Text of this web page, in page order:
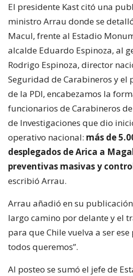
El presidente Kast citó una
ministro Arrau donde se
Macul, frente al Estadio
alcalde Eduardo Espinoza, al
Rodrigo Espinoza, director
Seguridad de Carabineros y el
de la PDI, encabezamos la
funcionarios de Carabineros
de Investigaciones que dio
operativo nacional: más de
desplegados de Arica a
preventivas masivas y
escribió Arrau.
Arrau añadió en su
largo camino por delante y el
para que Chile vuelva a ser
todos queremos”.
Al posteo se sumó el jefe de